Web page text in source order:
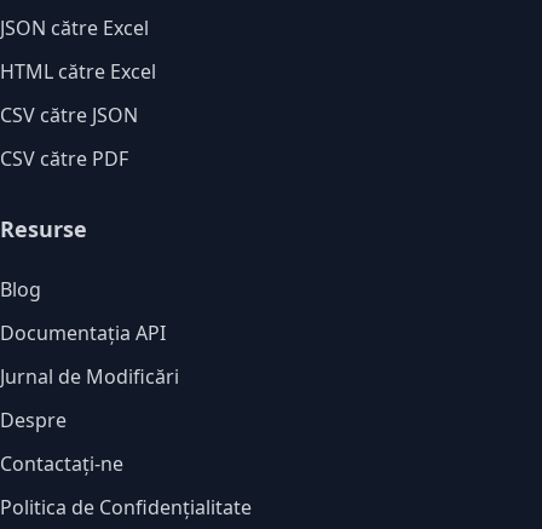
JSON către Excel
HTML către Excel
CSV către JSON
CSV către PDF
Resurse
Blog
Documentația API
Jurnal de Modificări
Despre
Contactați-ne
Politica de Confidențialitate